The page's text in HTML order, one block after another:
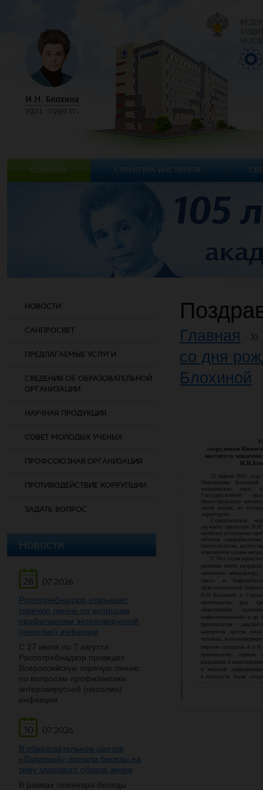
НОВОСТИ
САНПРОСВЕТ
ПРЕДЛАГАЕМЫЕ УСЛУГИ
СВЕДЕНИЯ ОБ ОБРАЗОВАТЕЛЬНОЙ
ОРГАНИЗАЦИИ
НАУЧНАЯ ПРОДУКЦИЯ
СОВЕТ МОЛОДЫХ УЧЕНЫХ
ПРОФСОЮЗНАЯ ОРГАНИЗАЦИЯ
ПРОТИВОДЕЙСТВИЕ КОРРУПЦИИ
ЗАДАТЬ ВОПРОС
Новости
28
07.2026
Роспотребнадзор открывает
горячую линию по вопросам
профилактики энтеровирусной
(неполио) инфекции
С 27 июля по 7 августа
Роспотребнадзор проведет
Всероссийскую горячую линию
по вопросам профилактики
энтеровирусной (неполио)
инфекции.
10
07.2026
В образовательном центре
«Лазурный» прошли беседы на
тему здорового образа жизни
В рамках семинара-беседы
Главная
со дня
Блохиной
СОБЫТИЯ СТРУКТУРА ИНСТИТУТА